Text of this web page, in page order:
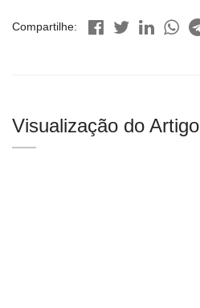
Compartilhe:
Visualização do Artigo